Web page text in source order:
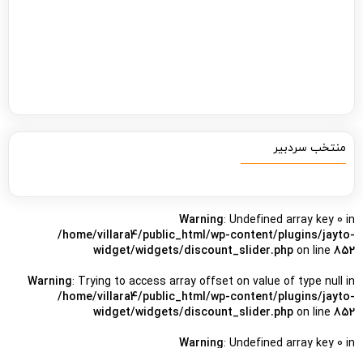
منتخب سردبیر
Warning: Undefined array key 0 in
/home/villara4/public_html/wp-content/plugins/jayto-
widget/widgets/discount_slider.php on line 852
Warning: Trying to access array offset on value of type null in
/home/villara4/public_html/wp-content/plugins/jayto-
widget/widgets/discount_slider.php on line 852
Warning: Undefined array key 0 in